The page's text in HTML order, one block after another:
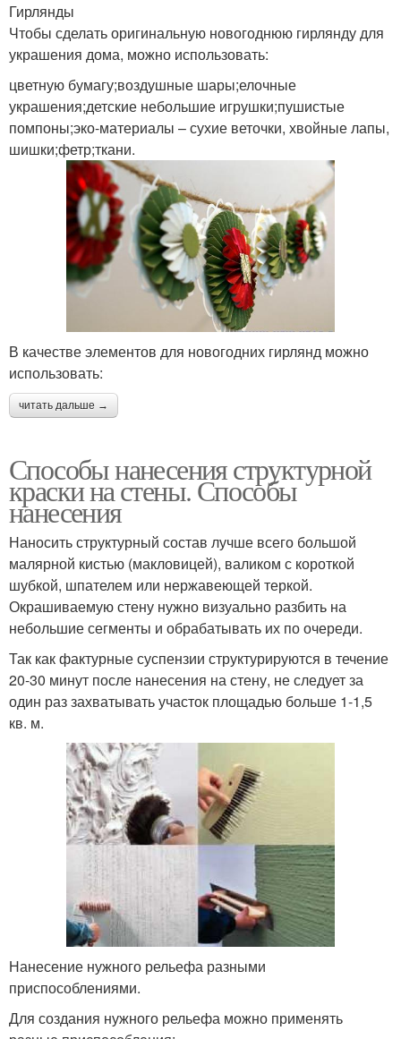
Гирлянды
Чтобы сделать оригинальную новогоднюю гирлянду для
украшения дома, можно использовать:
цветную бумагу;воздушные шары;елочные
украшения;детские небольшие игрушки;пушистые
помпоны;эко-материалы – сухие веточки, хвойные лапы,
шишки;фетр;ткани.
В качестве элементов для новогодних гирлянд можно
использовать:
читать дальше →
Способы нанесения структурной
краски на стены. Способы
нанесения
Наносить структурный состав лучше всего большой
малярной кистью (макловицей), валиком с короткой
шубкой, шпателем или нержавеющей теркой.
Окрашиваемую стену нужно визуально разбить на
небольшие сегменты и обрабатывать их по очереди.
Так как фактурные суспензии структурируются в течение
20-30 минут после нанесения на стену, не следует за
один раз захватывать участок площадью больше 1-1,5
кв. м.
Нанесение нужного рельефа разными
приспособлениями.
Для создания нужного рельефа можно применять